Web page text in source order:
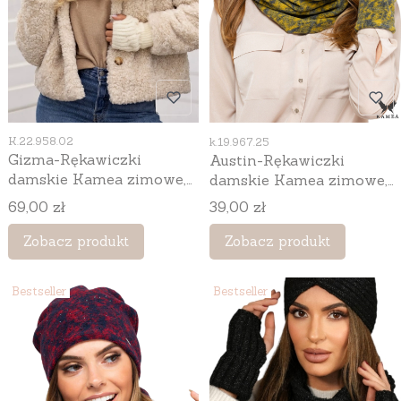
Kod produktu
K.22.958.02
Gizma-Rękawiczki
damskie Kamea zimowe,
bez palców, z wełną, kolor
ekru
Cena
69,00 zł
Zobacz produkt
Kod produktu
k.19.967.25
Austin-Rękawiczki
damskie Kamea zimowe,
bez palców, 100%
bawełny, kolor miodowy
Cena
39,00 zł
Zobacz produkt
Bestseller Bestseller